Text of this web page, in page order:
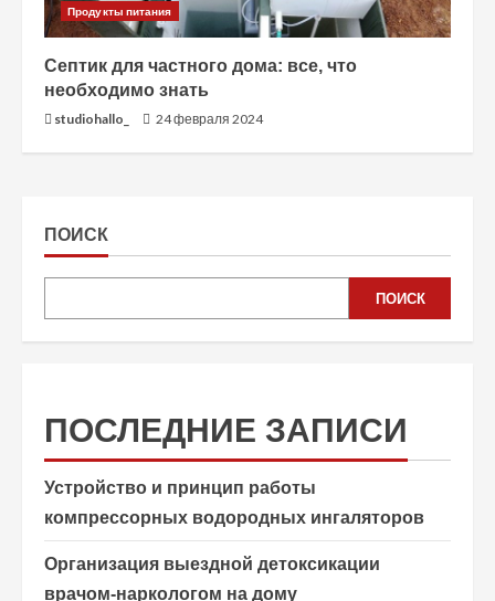
Продукты питания
Септик для частного дома: все, что
необходимо знать
studiohallo_ 24 февраля 2024
ПОИСК
ПОИСК
ПОСЛЕДНИЕ ЗАПИСИ
Устройство и принцип работы
компрессорных водородных ингаляторов
Организация выездной детоксикации
врачом-наркологом на дому